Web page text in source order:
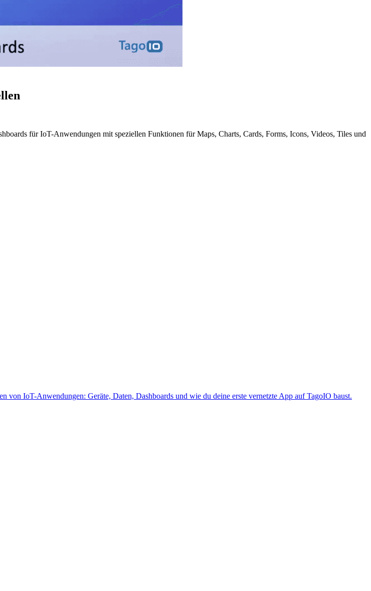
für IoT-Anwendungen mit speziellen Funktionen für Maps, Charts, Cards, Forms, Icons, Videos, Tiles und
IoT-Anwendungen: Geräte, Daten, Dashboards und wie du deine erste vernetzte App auf TagoIO baust.